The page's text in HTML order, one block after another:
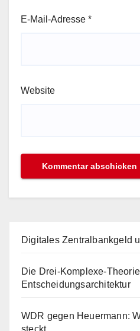
E-Mail-Adresse *
Website
Digitales Zentralbankgeld
Die Drei-Komplexe-
Entscheidungsarchitektur
WDR gegen Heuermann:
steckt